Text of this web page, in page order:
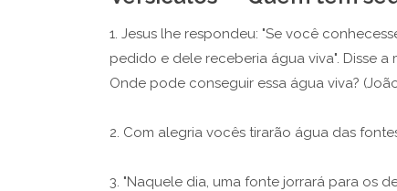
1. Jesus lhe respondeu: "Se você
pedido e dele receberia água viva". Disse
Onde pode conseguir essa água viva? (João
2. Com alegria vocês tirarão água das
3. "Naquele dia, uma fonte jorrará para os